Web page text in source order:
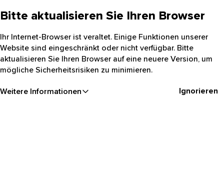
Bitte aktualisieren Sie Ihren Browser
Ihr Internet-Browser ist veraltet. Einige Funktionen unserer
Website sind eingeschränkt oder nicht verfügbar. Bitte
aktualisieren Sie Ihren Browser auf eine neuere Version, um
mögliche Sicherheitsrisiken zu minimieren.
Weitere Informationen Ignorieren